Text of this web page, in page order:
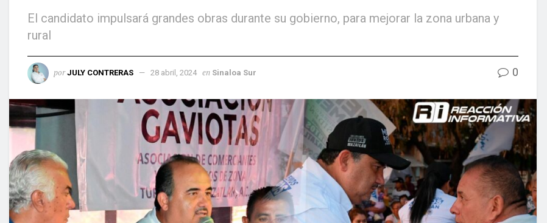
El candidato impulsará grandes obras durante su gobierno, para mejorar la zona urbana y
rural
por JULY CONTRERAS 28 abril, 2024 en Sinaloa Sur 0